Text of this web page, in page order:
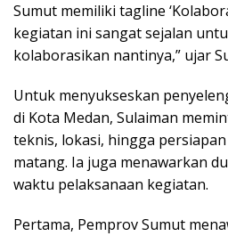
Sumut memiliki tagline
kegiatan ini sangat sejalan
kolaborasikan nantinya,” ujar
Untuk menyukseskan
di Kota Medan, Sulaiman
teknis, lokasi, hingga
matang. Ia juga menawarkan
waktu pelaksanaan kegiatan.
Pertama, Pemprov Sumut